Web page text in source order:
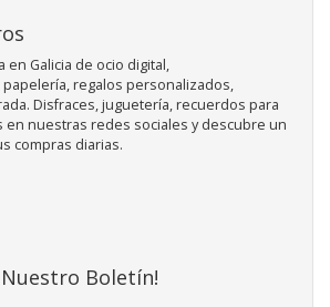
en Galicia de ocio digital,
regalos personalizados,
Disfraces, juguetería, recuerdos para
en nuestras redes sociales y descubre un
compras diarias.
Nuestro Boletín!